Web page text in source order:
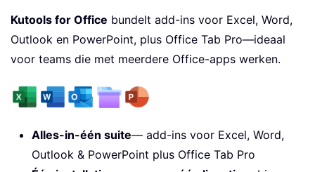
Kutools for Office bundelt add-ins voor Excel, Word,
Outlook en PowerPoint, plus Office Tab Pro—ideaal
voor teams die met meerdere Office-apps werken.
Alles-in-één suite— add-ins voor Excel, Word,
Outlook & PowerPoint plus Office Tab Pro